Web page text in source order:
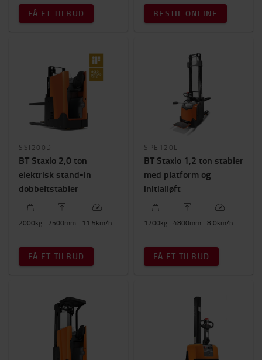
Byggehøjde
FÅ ET TILBUD BESTIL ONLINE
SSI200D
BT Staxio 2,0 ton
elektrisk stand-in
dobbeltstabler
2000kg 2500mm 11.5km/h
FÅ ET TILBUD
SPE120L
BT Staxio 1,2 ton stabler
med platform og
initialløft
1200kg 4800mm 8.0km/h
FÅ ET TILBUD